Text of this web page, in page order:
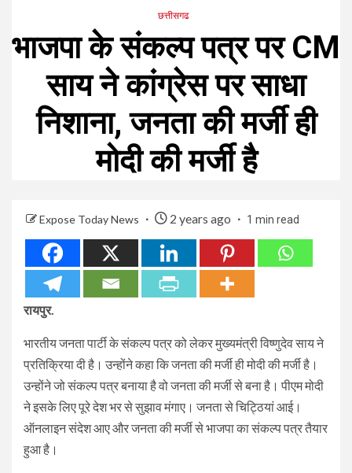
छत्तीसगढ
भाजपा के संकल्प पत्र पर CM
साय ने कांग्रेस पर साधा
निशाना, जनता की मर्जी ही
मोदी की मर्जी है
Expose Today News 2 years ago 1 min read
रायपुर.
भारतीय जनता पार्टी के संकल्प पत्र को लेकर मुख्यमंत्री विष्णुदेव साय ने
प्रतिक्रिया दी है। उन्होंने कहा कि जनता की मर्जी ही मोदी की मर्जी है।
उन्होंने जो संकल्प पत्र बनाया है वो जनता की मर्जी से बना है। पीएम मोदी
ने इसके लिए पूरे देश भर से सुझाव मंगाए। जनता से चिट्ठियां आई।
ऑनलाइन संदेश आए और जनता की मर्जी से भाजपा का संकल्प पत्र तैयार
हुआ है।